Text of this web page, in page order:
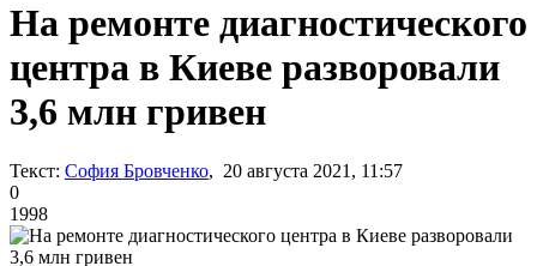
На ремонте диагностического
центра в Киеве разворовали
3,6 млн гривен
Текст: София Бровченко, 20 августа 2021, 11:57
0
1998